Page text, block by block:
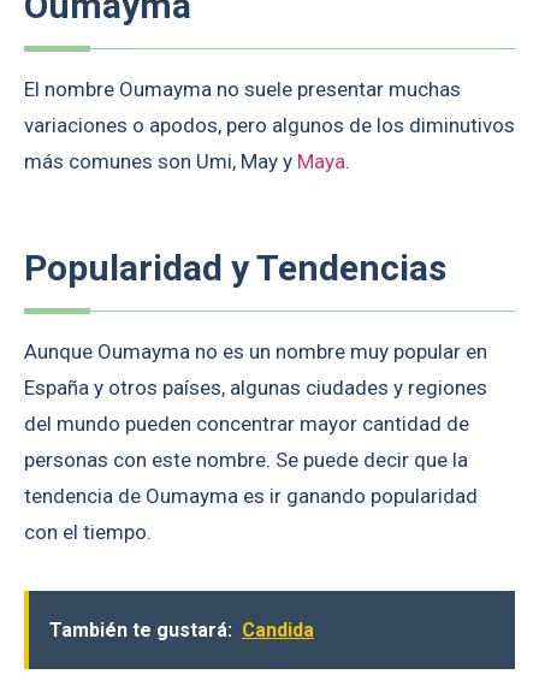
El nombre Oumayma no suele presentar muchas
variaciones o apodos, pero algunos de los diminutivos
más comunes son Umi, May y Maya.
Popularidad y Tendencias
Aunque Oumayma no es un nombre muy popular en
España y otros países, algunas ciudades y regiones
del mundo pueden concentrar mayor cantidad de
personas con este nombre. Se puede decir que la
tendencia de Oumayma es ir ganando popularidad
con el tiempo.
También te gustará: Candida